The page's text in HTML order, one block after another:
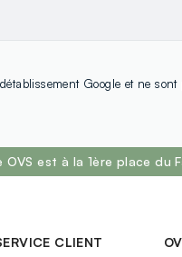
Google et ne
est à la 1ère place du
CLIENT